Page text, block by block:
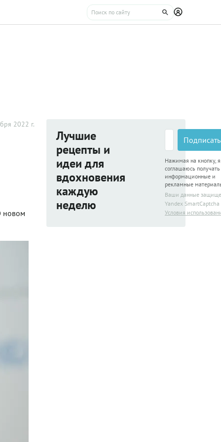
2022 г.
новом
Лучшие
рецепты и
идеи для
вдохновения
каждую
неделю
Нажимая на кнопку, я
соглашаюсь получать
информационные и
рекламные
Ваши данные
Yandex SmartCaptcha
Условия